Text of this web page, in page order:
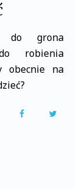
do grona
robienia
obecnie na
F